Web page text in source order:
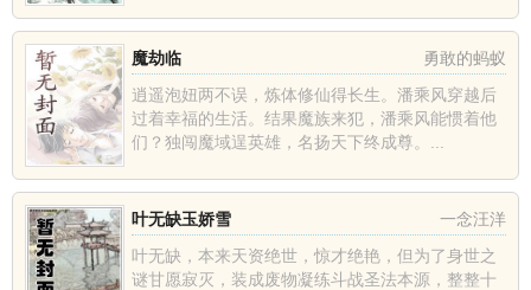
天下苦苦挣扎，只...
勇敢的蚂蚁
魔劫临
逍遥泡妞两不误，炼体修仙得长生。潘乘风穿越后
过着幸福的生活。结果魔族来犯，潘乘风能惯着他
们？独闯魔域逞英雄，名扬天下终成尊。...
一念汪洋
叶无缺玉娇雪
叶无缺，本来天资绝世，惊才绝艳，但为了身世之
谜甘愿寂灭，装成废物凝练斗战圣法本源，整整十